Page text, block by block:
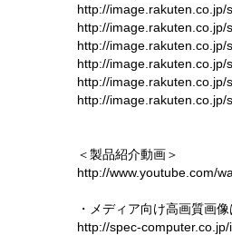
http://
http://
http://
http://
http://
http://
＜製品紹介動画＞
http://www.youtube.com/
・メディア向け高画質画
http://spec-